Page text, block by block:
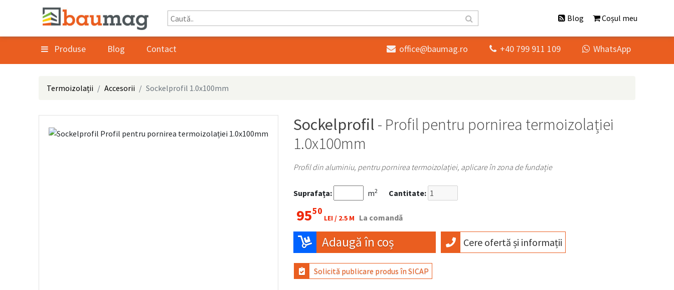
Blog Coșul meu
Produse Blog Contact  office@baumag.ro  +40 799 911 109  WhatsApp
Termoizolații Accesorii Sockelprofil 1.0x100mm
Sockelprofil - Profil pentru pornirea termoizolației
1.0x100mm
Profil din aluminiu, pentru pornirea termoizolației, aplicare în zona de fundație
Suprafața: m2 Cantitate:
9550
LEI / 2.5 M La comandă
Adaugă în coș Cere ofertă și informații
Solicită publicare produs în SICAP